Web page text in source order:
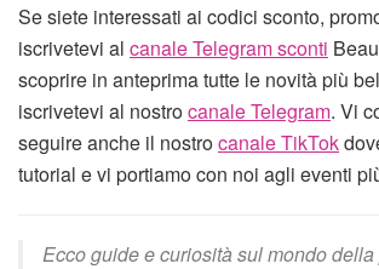
Se siete interessati ai codici sconto,
iscrivetevi al canale Telegram sconti
scoprire in anteprima tutte le novità più
iscrivetevi al nostrocanale Telegram. Vi
seguire anche il nostrocanale TikTok
tutorial e vi portiamo con noi agli eventi
Ecco guide e curiosità sul mondo